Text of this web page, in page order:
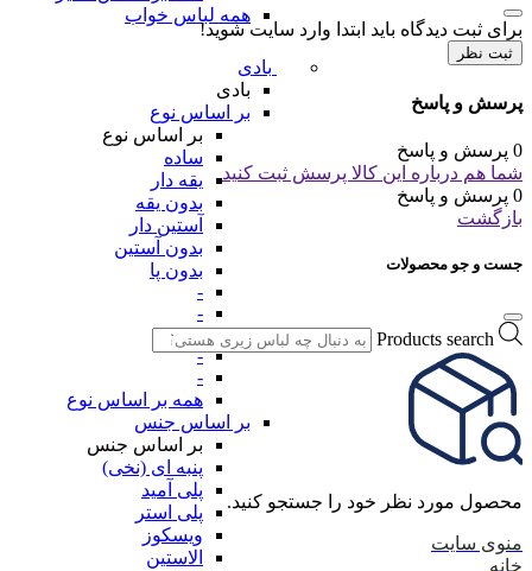
همه لباس خواب
بادی
بادی
بر اساس نوع
بر اساس نوع
ساده
یقه دار
بدون یقه
آستین دار
بدون آستین
بدون پا
-
-
-
-
-
همه بر اساس نوع
بر اساس جنس
بر اساس جنس
پنبه ای (نخی)
پلی آمید
پلی استر
ویسکوز
الاستین
برای ثبت دیدگاه باید ابتدا وارد سایت شوید!
ثبت نظر
پرسش و پاسخ
0 پرسش و پاسخ
شما هم درباره این کالا پرسش ثبت کنید
0 پرسش و پاسخ
بازگشت
جست و جو محصولات
Products search
محصول مورد نظر خود را جستجو کنید.
منوی سایت
خانه